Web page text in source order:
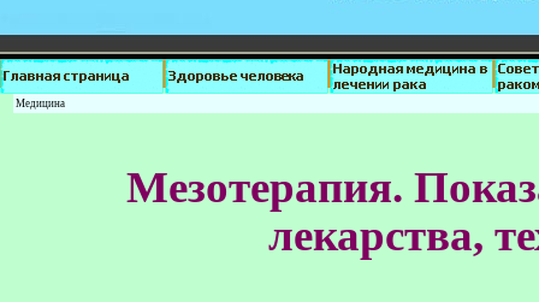
Медицина
Мезотерапия.
лекарства,